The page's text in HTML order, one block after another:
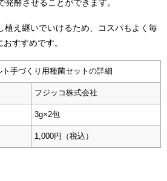
酵させることができます。
植え継いでいけるため、コスパもよく毎
すすめです。
手づくり用種菌セットの詳細
フジッコ株式会社
3g×2包
1,000円（税込）